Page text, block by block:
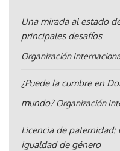
Una mirada al estado
principales desafíos
Organización
¿Puede la cumbre en
mundo? Organización
Licencia de paternidad:
igualdad de género